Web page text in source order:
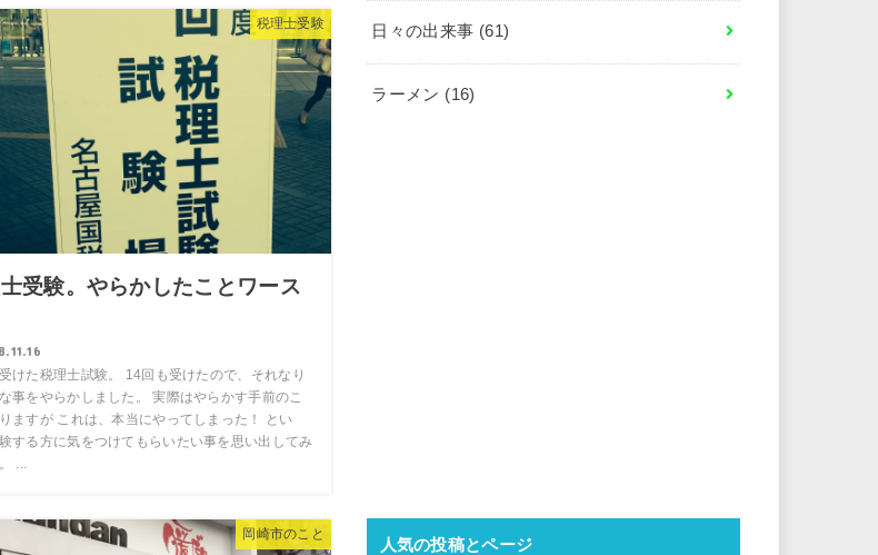
税理士受験
受験。やらかしたことワース
けた税理士試験。 14回も受けたので、それなり
事をやらかしました。 実際はやらかす手前のこ
ますが これは、本当にやってしまった！ とい
する方に気をつけてもらいたい事を思い出してみ
...
岡崎市のこと
日々の出来事 (61)
ラーメン (16)
人気の投稿とページ